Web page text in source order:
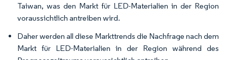
Taiwan, was den Markt für LED-Materialien in der Region
voraussichtlich antreiben wird.
Daher werden all diese Markttrends die Nachfrage nach dem
Markt für LED-Materialien in der Region während des